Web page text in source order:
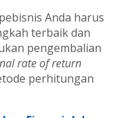
Anda harus
terbaik dan
pengembalian
rate of return
perhitungan